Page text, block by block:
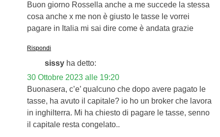
Buon giorno Rossella anche a me succede la stessa
cosa anche x me non è giusto le tasse le vorrei
pagare in Italia mi sai dire come è andata grazie
Rispondi
sissy ha detto:
30 Ottobre 2023 alle 19:20
Buonasera, c’e’ qualcuno che dopo avere pagato le
tasse, ha avuto il capitale? io ho un broker che lavora
in inghilterra. Mi ha chiesto di pagare le tasse, senno
il capitale resta congelato..